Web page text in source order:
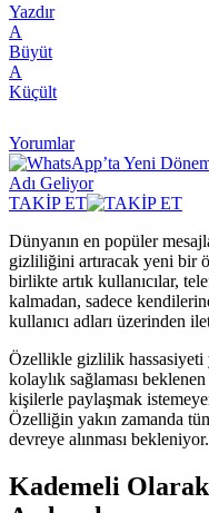
Yazdır
A
Büyüt
A
Küçült
Yorumlar
TAKİP ET
Dünyanın en popüler
gizliliğini artıracak yeni bir
birlikte artık kullanıcılar,
kalmadan, sadece
kullanıcı adları üzerinden
Özellikle gizlilik hassasiyeti
kolaylık sağlaması beklenen
kişilerle paylaşmak
Özelliğin yakın zamanda
devreye alınması bekleniyor.
Kademeli